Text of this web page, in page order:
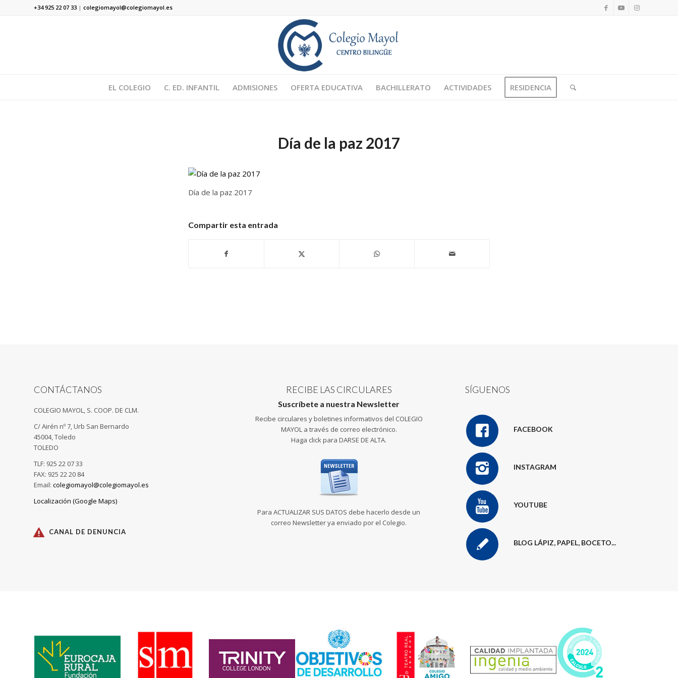
+34 925 22 07 33 | colegiomayol@colegiomayol.es
EL COLEGIO C. ED. INFANTIL ADMISIONES OFERTA EDUCATIVA BACHILLERATO ACTIVIDADES RESIDENCIA
Día de la paz 2017
Día de la paz 2017
Compartir esta entrada
CONTÁCTANOS
COLEGIO MAYOL, S. COOP. DE CLM.
C/ Airén nº 7, Urb San Bernardo
45004, Toledo
TOLEDO
TLF: 925 22 07 33
FAX: 925 22 20 84
Email: colegiomayol@colegiomayol.es
Localización (Google Maps)
CANAL DE DENUNCIA
RECIBE LAS CIRCULARES
Suscríbete a nuestra Newsletter
Recibe circulares y boletines informativos del COLEGIO
MAYOL a través de correo electrónico.
Haga click para DARSE DE ALTA.
Para ACTUALIZAR SUS DATOS debe hacerlo desde un
correo Newsletter ya enviado por el Colegio.
SÍGUENOS
FACEBOOK
INSTAGRAM
YOUTUBE
BLOG LÁPIZ, PAPEL, BOCETO...